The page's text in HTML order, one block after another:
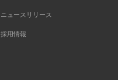
ニュースリリース
採用情報